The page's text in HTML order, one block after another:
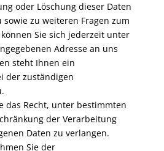
oder Löschung dieser Daten
zu weiteren Fragen zum
Sie sich jederzeit unter
Adresse an uns
steht Ihnen ein
der zuständigen
das Recht, unter bestimmten
der Verarbeitung
Daten zu verlangen.
Sie der